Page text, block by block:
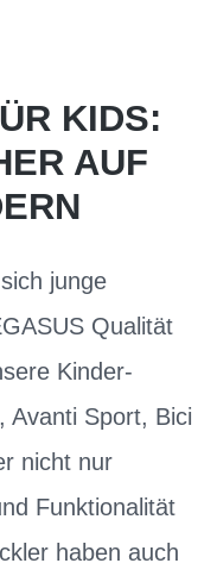
KIDS: E
AUF Z
junge
Qualität
Kinder-
Avanti Sport, Bici
nicht nur
Funktionalität
haben auch